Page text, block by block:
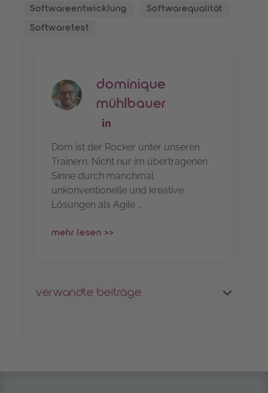
Softwareentwicklung
Softwarequalität
Softwaretest
dominique
mühlbauer
Dom ist der Rocker unter unseren
Trainern. Nicht nur im übertragenen
Sinne durch manchmal
unkonventionelle und kreative
Lösungen als Agile …
mehr lesen >>
verwandte beiträge